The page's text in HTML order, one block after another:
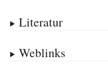
Literatur
Weblinks